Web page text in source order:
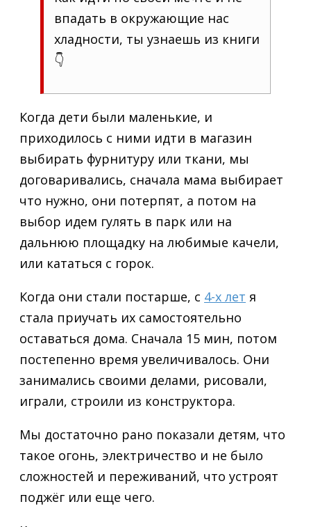
впадать в окружающие нас
хладности, ты узнаешь из книги
👇
Когда дети были маленькие, и
приходилось с ними идти в магазин
выбирать фурнитуру или ткани, мы
договаривались, сначала мама выбирает
что нужно, они потерпят, а потом на
выбор идем гулять в парк или на
дальнюю площадку на любимые качели,
или кататься с горок.
Когда они стали постарше, с 4-х лет я
стала приучать их самостоятельно
оставаться дома. Сначала 15 мин, потом
постепенно время увеличивалось. Они
занимались своими делами, рисовали,
играли, строили из конструктора.
Мы достаточно рано показали детям, что
такое огонь, электричество и не было
сложностей и переживаний, что устроят
поджёг или еще чего.